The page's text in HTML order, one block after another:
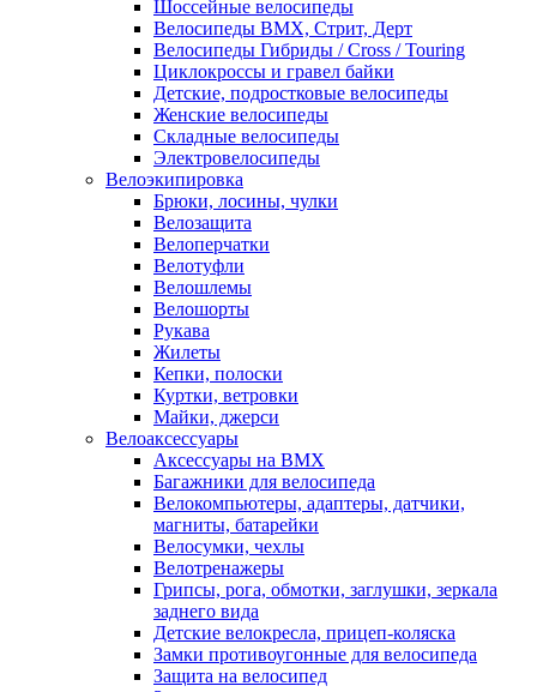
Шоссейные велосипеды
Велосипеды BMX, Стрит, Дерт
Велосипеды Гибриды / Cross / Touring
Циклокроссы и гравел байки
Детские, подростковые велосипеды
Женские велосипеды
Складные велосипеды
Электровелосипеды
Велоэкипировка
Брюки, лосины, чулки
Велозащита
Велоперчатки
Велотуфли
Велошлемы
Велошорты
Рукава
Жилеты
Кепки, полоски
Куртки, ветровки
Майки, джерси
Велоаксессуары
Аксессуары на BMX
Багажники для велосипеда
Велокомпьютеры, адаптеры, датчики,
магниты, батарейки
Велосумки, чехлы
Велотренажеры
Грипсы, рога, обмотки, заглушки, зеркала
заднего вида
Детские велокресла, прицеп-коляска
Замки противоугонные для велосипеда
Защита на велосипед